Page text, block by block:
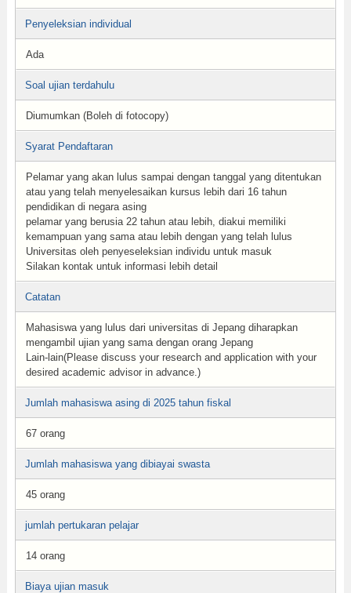
Penyeleksian individual
Ada
Soal ujian terdahulu
Diumumkan (Boleh di fotocopy)
Syarat Pendaftaran
Pelamar yang akan lulus sampai dengan tanggal yang ditentukan
atau yang telah menyelesaikan kursus lebih dari 16 tahun
pendidikan di negara asing
pelamar yang berusia 22 tahun atau lebih, diakui memiliki
kemampuan yang sama atau lebih dengan yang telah lulus
Universitas oleh penyeseleksian individu untuk masuk
Silakan kontak untuk informasi lebih detail
Catatan
Mahasiswa yang lulus dari universitas di Jepang diharapkan
mengambil ujian yang sama dengan orang Jepang
Lain-lain(Please discuss your research and application with your
desired academic advisor in advance.)
Jumlah mahasiswa asing di 2025 tahun fiskal
67 orang
Jumlah mahasiswa yang dibiayai swasta
45 orang
jumlah pertukaran pelajar
14 orang
Biaya ujian masuk